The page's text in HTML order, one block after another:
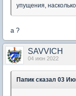
упущения,
а ?
SAVVICH
04 июн 2022
Папик сказал 03